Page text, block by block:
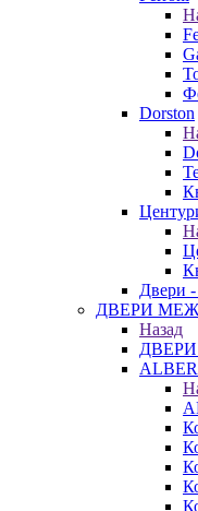
Dorston
Двери
ДВЕРИ
Назад